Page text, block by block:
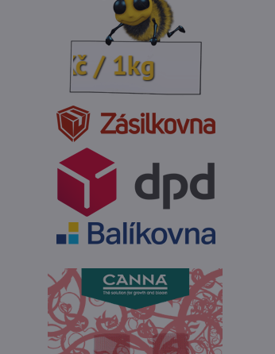
/ 1kg